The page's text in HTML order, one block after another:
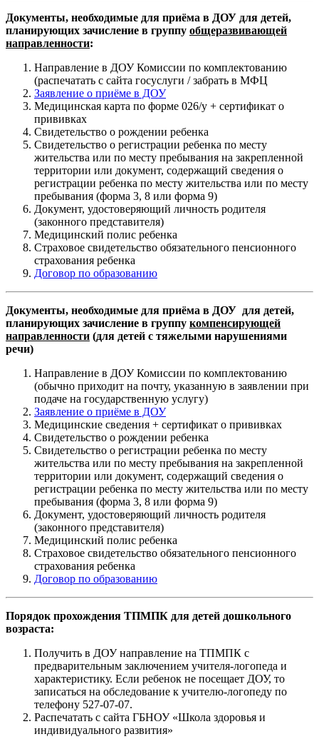
Документы, необходимые для приёма в ДОУ для детей,
планирующих зачисление в группу общеразвивающей
направленности:
Направление в ДОУ Комиссии по комплектованию
(распечатать с сайта госуслуги / забрать в МФЦ
Заявление о приёме в ДОУ
Медицинская карта по форме 026/у + сертификат о
прививках
Свидетельство о рождении ребенка
Свидетельство о регистрации ребенка по месту
жительства или по месту пребывания на закрепленной
территории или документ, содержащий сведения о
регистрации ребенка по месту жительства или по месту
пребывания (форма 3, 8 или форма 9)
Документ, удостоверяющий личность родителя
(законного представителя)
Медицинский полис ребенка
Страховое свидетельство обязательного пенсионного
страхования ребенка
Договор по образованию
Документы, необходимые для приёма в ДОУ для детей,
планирующих зачисление в группу компенсирующей
направленности (для детей с тяжелыми нарушениями
речи)
Направление в ДОУ Комиссии по комплектованию
(обычно приходит на почту, указанную в заявлении при
подаче на государственную услугу)
Заявление о приёме в ДОУ
Медицинские сведения + сертификат о прививках
Свидетельство о рождении ребенка
Свидетельство о регистрации ребенка по месту
жительства или по месту пребывания на закрепленной
территории или документ, содержащий сведения о
регистрации ребенка по месту жительства или по месту
пребывания (форма 3, 8 или форма 9)
Документ, удостоверяющий личность родителя
(законного представителя)
Медицинский полис ребенка
Страховое свидетельство обязательного пенсионного
страхования ребенка
Договор по образованию
Порядок прохождения ТПМПК для детей дошкольного
возраста:
Получить в ДОУ направление на ТПМПК с
предварительным заключением учителя-логопеда и
характеристику. Если ребенок не посещает ДОУ, то
записаться на обследование к учителю-логопеду по
телефону 527-07-07.
Распечатать с сайта ГБНОУ «Школа здоровья и
индивидуального развития»